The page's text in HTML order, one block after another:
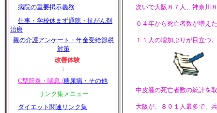
病院の重要掲示義務
仕事・学校休まず通院・抗がん剤
治療
親の介護アンケート・年金受給節税
対策
改善体験
↓
C型肝炎・ 喘息 /糖尿病・その他
リンク集メニュー
ダイエット関連リンク集
次いで大阪８７人、神奈川８
０４年から死亡者数が増えた
１１人の増加ぶりが目立つ。
中皮腫の死亡者数の統計を取
大阪が、８０１人最多で、兵